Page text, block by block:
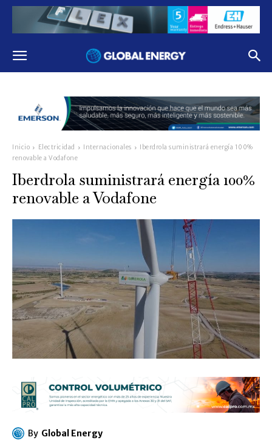
Inicio Electricidad Internacionales
Iberdrola suministrará energía 100%
renovable a Vodafone
Iberdrola suministrará energía 100%
renovable a Vodafone
By Global Energy